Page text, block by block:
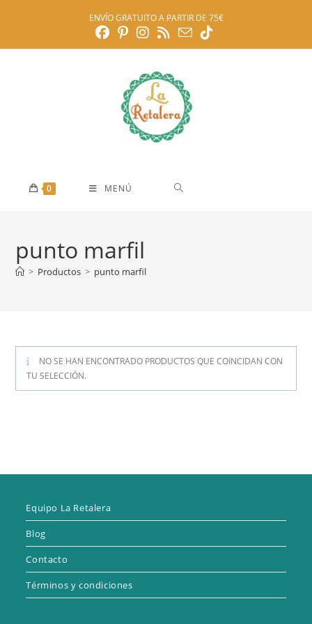
ENVÍO GRATUITO A PARTIR DE 75€
0 MENÚ
punto marfil
> Productos > punto marfil
NO SE HAN ENCONTRADO PRODUCTOS QUE COINCIDAN CON
TU SELECCIÓN.
Equipo La Retalera
Blog
Contacto
Términos y condiciones